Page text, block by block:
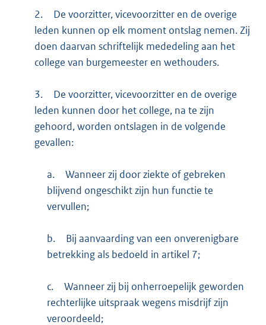
2.
De voorzitter, vicevoorzitter en de overige
leden kunnen op elk moment ontslag nemen. Zij
doen daarvan schriftelijk mededeling aan het
college van burgemeester en wethouders.
3.
De voorzitter, vicevoorzitter en de overige
leden kunnen door het college, na te zijn
gehoord, worden ontslagen in de volgende
gevallen:
a.
Wanneer zij door ziekte of gebreken
blijvend ongeschikt zijn hun functie te
vervullen;
b.
Bij aanvaarding van een onverenigbare
betrekking als bedoeld in artikel 7;
c.
Wanneer zij bij onherroepelijk geworden
rechterlijke uitspraak wegens misdrijf zijn
veroordeeld;